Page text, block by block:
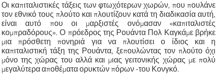
Οι καπιταλιστικές τάξεις των φτωχότερων χωρών, που πουλάνε
τον εθνικό τους πλούτο και πλουτίζουν κατά τη διαδικασία αυτή,
είναι αυτό που οι μαρξιστές ονόμασαν «καπιταλιστές
κομπραδόρους». Ο πρόεδρος της Ρουάντα Πολ Καγκάμε βρήκε
μια πρόσθετη πονηριά για να πλουτίσει ο ίδιος και η
καπιταλιστική τάξη της Ρουάντα, ξεπουλώντας τον πλούτο όχι
μόνο της χώρας του αλλά και μιας γειτονικής χώρας με πολύ
μεγαλύτερα αποθέματα ορυκτών πόρων -του Κονγκό.